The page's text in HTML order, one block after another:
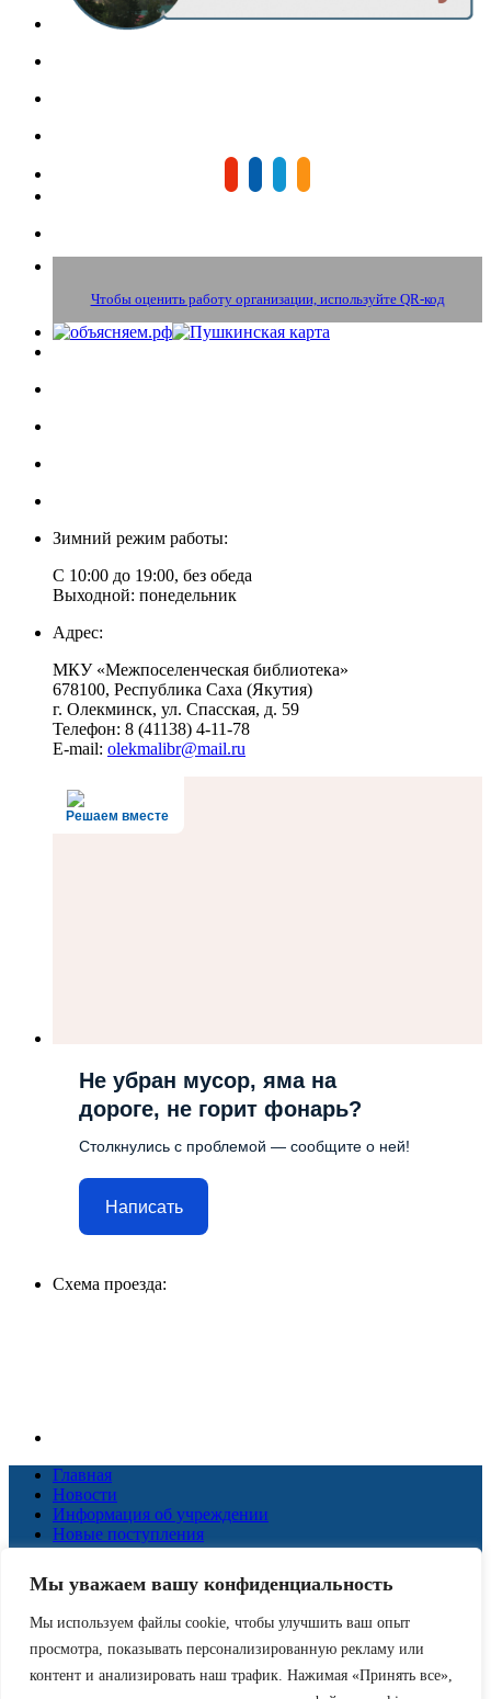
Мы уважаем вашу конфиденциальность
Мы используем файлы cookie, чтобы улучшить ваш опыт
просмотра, показывать персонализированную рекламу или
контент и анализировать наш трафик. Нажимая «Принять все»,
Чтобы оценить работу организации, используйте QR-код
Зимний режим работы:
С 10:00 до 19:00, без обеда
Выходной: понедельник
Адрес:
МКУ «Межпоселенческая библиотека»
678100, Республика Саха (Якутия)
г. Олекминск, ул. Спасская, д. 59
Телефон: 8 (41138) 4-11-78
E-mail: olekmalibr@mail.ru
Решаем вместе
Не убран мусор, яма на
дороге, не горит фонарь?
Столкнулись с проблемой — сообщите о ней!
Написать
Схема проезда:
Главная
Новости
Информация об учреждении
Новые поступления
Коллегам
КЗД
Наши услуги
Виртуальная справка
Противодействие терроризму